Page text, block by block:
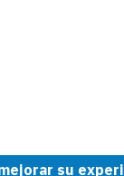
su